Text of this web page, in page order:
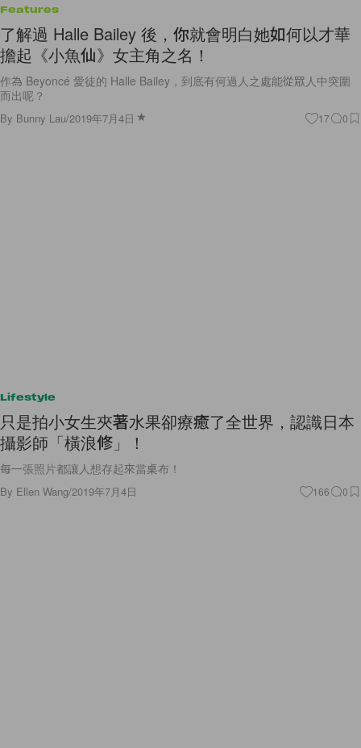
Features
了解過 Halle Bailey 後，你就會明白她如何以才華
擔起《小魚仙》女主角之名！
作為 Beyoncé 愛徒的 Halle Bailey，到底有何過人之處能從眾人中突圍
而出呢？
By Bunny Lau/2019年7月4日 17 0
Lifestyle
只是拍小女生夾著水果卻療癒了全世界，認識日本
攝影師「橫浪修」！
每一張照片都讓人想存起來當桌布！
By Ellen Wang/2019年7月4日 166 0